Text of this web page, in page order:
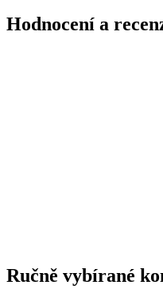
Hodnocení a
Ručně vybírané